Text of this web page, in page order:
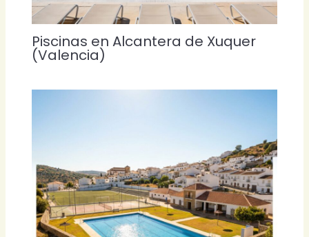
Piscinas en Alcantera de Xuquer
(Valencia)